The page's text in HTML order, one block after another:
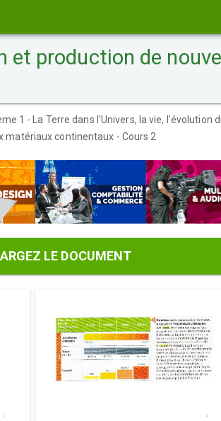
et production de
1 - La Terre dans l'Univers, la vie, l'évolution
matériaux continentaux - Cours 2
LE DOCUMENT